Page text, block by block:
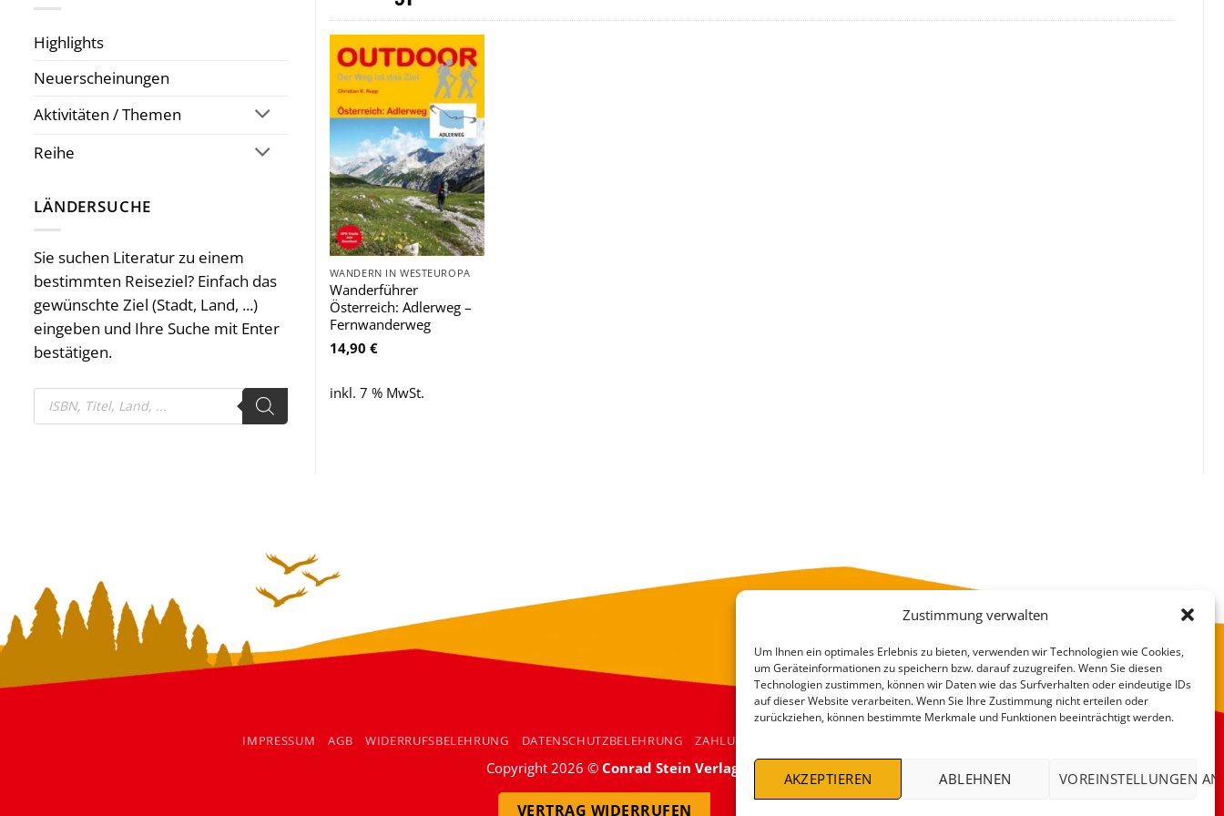
Zustimmung verwalten
Um Ihnen ein optimales Erlebnis zu bieten, verwenden wir Technologien wie Cookies,
um Geräteinformationen zu speichern bzw. darauf zuzugreifen. Wenn Sie diesen
Technologien zustimmen, können wir Daten wie das Surfverhalten oder eindeutige IDs
auf dieser Website verarbeiten. Wenn Sie Ihre Zustimmung nicht erteilen oder
zurückziehen, können bestimmte Merkmale und Funktionen beeinträchtigt werden.
AKZEPTIEREN ABLEHNEN VOREINSTELLUNGEN
Highlights
Neuerscheinungen
Aktivitäten / Themen
Reihe
LÄNDERSUCHE
Sie suchen Literatur zu einem
bestimmten Reiseziel? Einfach das
gewünschte Ziel (Stadt, Land, ...)
eingeben und Ihre Suche mit Enter
bestätigen.
Products
search
Zu
Wunschliste
hinzufügen
WANDERN IN WESTEUROPA
Wanderführer
Österreich: Adlerweg –
Fernwanderweg
14,90 €
inkl. 7 % MwSt.
IMPRESSUM AGB WIDERRUFSBELEHRUNG DATENSCHUTZBELEHRUNG ZAHLUNGSARTEN
Copyright 2026 © Conrad Stein Verlag
VERTRAG WIDERRUFEN